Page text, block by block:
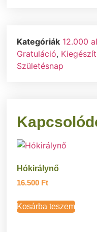
Kategóriák 12.000
Gratuláció,
Születésnap
Hókirálynő
16.500 Ft
Kosárba teszem